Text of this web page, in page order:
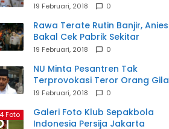
19 Februari, 2018 0
Rawa Terate Rutin Banjir, Anies
Bakal Cek Pabrik Sekitar
19 Februari, 2018 0
NU Minta Pesantren Tak
Terprovokasi Teror Orang Gila
19 Februari, 2018 0
4 Foto
Galeri Foto Klub Sepakbola
Indonesia Persija Jakarta